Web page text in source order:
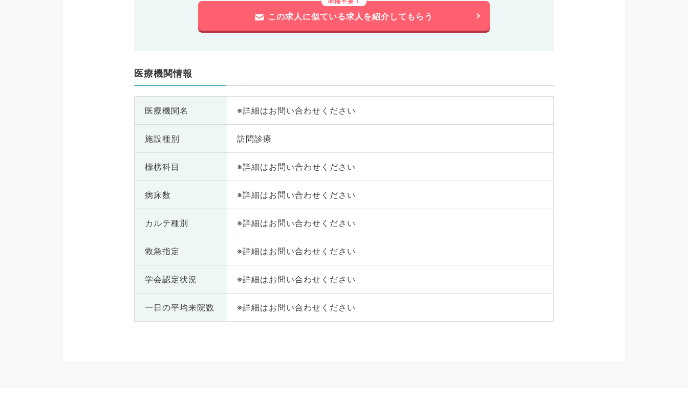
この求人に似ている求人を紹介してもらう
医療機関情報
医療機関名 ※詳細はお問い合わせください
施設種別 訪問診療
標榜科目 ※詳細はお問い合わせください
病床数 ※詳細はお問い合わせください
カルテ種別 ※詳細はお問い合わせください
救急指定 ※詳細はお問い合わせください
学会認定状況 ※詳細はお問い合わせください
一日の平均来院数 ※詳細はお問い合わせください